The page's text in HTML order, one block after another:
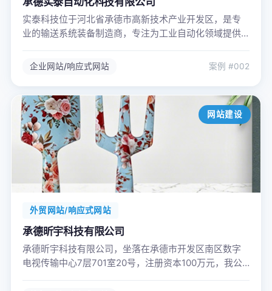
实泰科技位于河北省承德市高新技术产业开发区，是专
业的输送系统装备制造商，专注为工业自动化领域提供
企业网站/响应式网站 案例 #002
网站建设
外贸网站/响应式网站
承德昕宇科技有限公司
承德昕宇科技有限公司，坐落在承德市开发区南区数字
电视传输中心7层701室20号，注册资本100万元，我公